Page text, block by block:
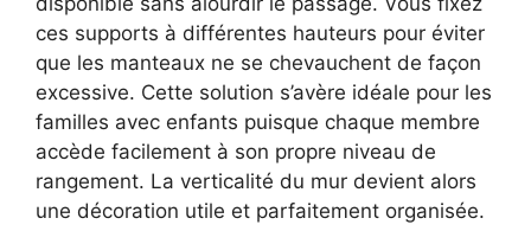
ces supports à différentes hauteurs pour éviter
que les manteaux ne se chevauchent de façon
excessive. Cette solution s’avère idéale pour les
familles avec enfants puisque chaque membre
accède facilement à son propre niveau de
rangement. La verticalité du mur devient alors
une décoration utile et parfaitement organisée.